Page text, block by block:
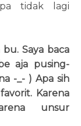
tidak lagi
Saya baca
aja pusing-
-_- ) Apa sih
Karena
unsur